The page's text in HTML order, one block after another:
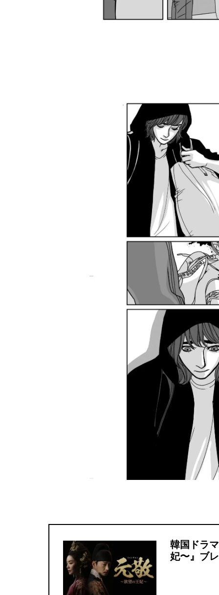
韓国ドラ
妃〜』ブ